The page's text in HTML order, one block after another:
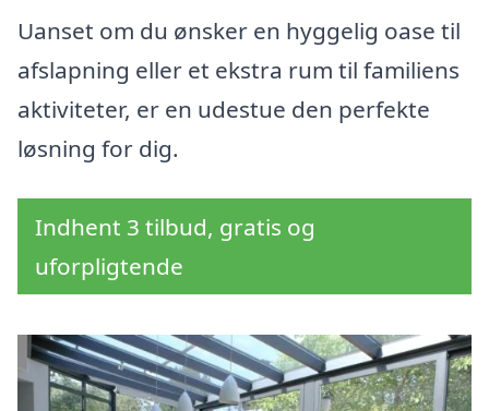
Uanset om du ønsker en hyggelig oase til
afslapning eller et ekstra rum til familiens
aktiviteter, er en udestue den perfekte
løsning for dig.
Indhent 3 tilbud, gratis og
uforpligtende